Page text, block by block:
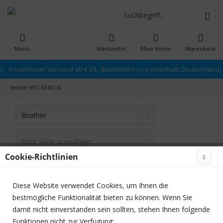
Kostenloser Versand ab € 39,- Bestellwert (nur innerhalb Deutschland)
Warenkorb
Merkzettel Mein Konto
Menü
Brother MFC-5840CN
Cookie-Richtlinien
Diese Website verwendet Cookies, um Ihnen die
bestmögliche Funktionalität bieten zu können. Wenn Sie
damit nicht einverstanden sein sollten, stehen Ihnen folgende
Funktionen nicht zur Verfügung: